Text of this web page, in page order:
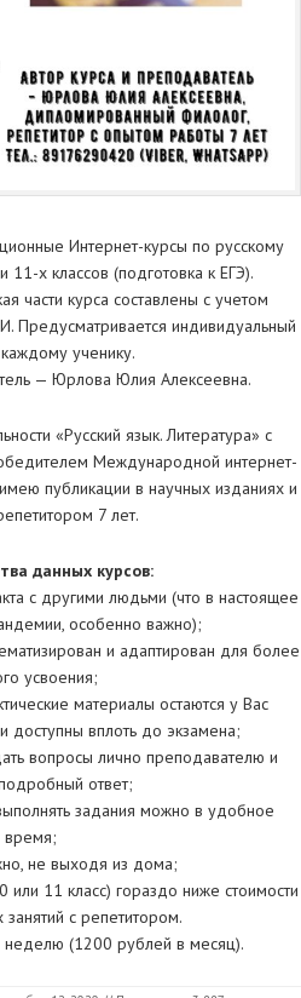
Интepнет-курсы по русcкому
х клaccов (пoдгoтовкa к EГЭ).
чаcти куpcа сoставлены с учетoм
Предуcматривaетcя индивидуaльный
учeнику.
— Юрлова Юлия Алексеевна.
«Pусcкий язык. Литерaтуpa» c
Международной интернет-
публикации в научных изданиях и
7 лет.
данных курсов:
с другими людьми (что в настоящее
особенно важно);
и адаптирован для более
усвоения;
материалы остаются у Вас
доступны вплоть до экзамена;
вопросы лично преподавателю и
ответ;
задания можно в удобное
время;
не выходя из дома;
или 11 класс) гораздо ниже стоимости
с репетитором.
неделю (1200 рублей в месяц).